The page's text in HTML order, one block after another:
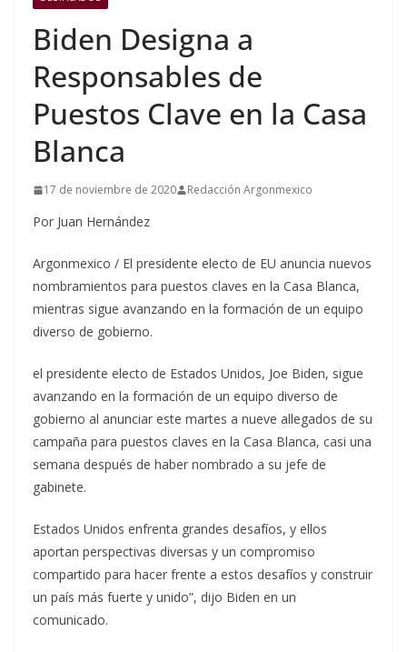
Biden Designa a
Responsables de
Puestos Clave en la Casa
Blanca
17 de noviembre de 2020 Redacción Argonmexico
Por Juan Hernández
Argonmexico / El presidente electo de EU anuncia nuevos
nombramientos para puestos claves en la Casa Blanca,
mientras sigue avanzando en la formación de un equipo
diverso de gobierno.
el presidente electo de Estados Unidos, Joe Biden, sigue
avanzando en la formación de un equipo diverso de
gobierno al anunciar este martes a nueve allegados de su
campaña para puestos claves en la Casa Blanca, casi una
semana después de haber nombrado a su jefe de
gabinete.
Estados Unidos enfrenta grandes desafíos, y ellos
aportan perspectivas diversas y un compromiso
compartido para hacer frente a estos desafíos y construir
un país más fuerte y unido”, dijo Biden en un
comunicado.